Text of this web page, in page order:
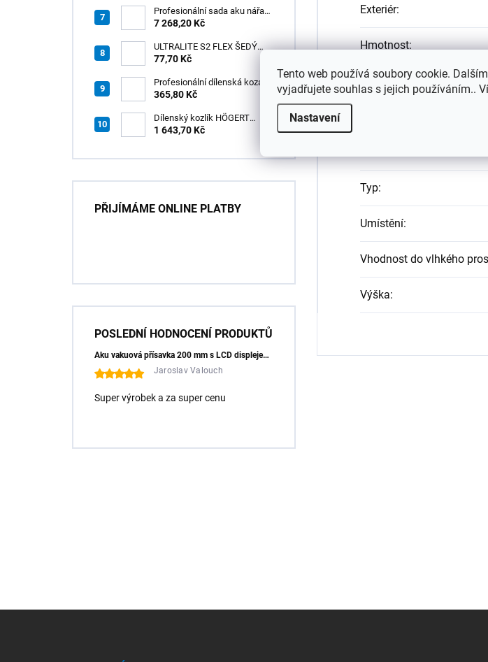
Tento web používá soubory cookie.
vyjadřujete souhlas s jejich používáním..
Nastavení
Z60
Profesionální sada aku nářadí
3v1 20V HÖGERT
7 268,20 Kč
ULTRALITE S2 FLEX ŠEDÝ
/15kg
77,70 Kč
Profesionální dílenská koza
HÖGERT HT7G550
365,80 Kč
Dílenský kozlík HÖGERT
HT7G551
1 643,70 Kč
PŘIJÍMÁME ONLINE PLATBY
POSLEDNÍ HODNOCENÍ PRODUKTŮ
Aku vakuová přísavka 200 mm s LCD displejem (150 kg) - HÖGERT HT3B355
Jaroslav Valouch
Super výrobek a za super cenu
Exteriér:
Hmotnost:
Materiál:
Typ:
Umístění:
Vhodnost do vlhkého
Výška: